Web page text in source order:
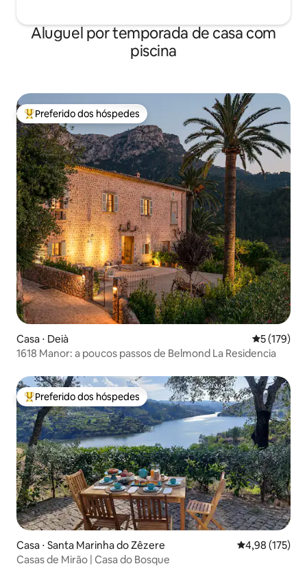
Aluguel por temporada de casa com
piscina
Entre os melhores preferidos dos hóspedes
Preferido dos hóspedes
Casa ⋅ Deià 5 de uma
5 (179)
1618 Manor: a poucos passos de Belmond La Residencia
Entre os melhores preferidos dos hóspedes
Preferido dos hóspedes
Casa ⋅ Santa Marinha do Zêzere 4,98 de uma
4,98 (175)
Casas de Mirão | Casa do Bosque